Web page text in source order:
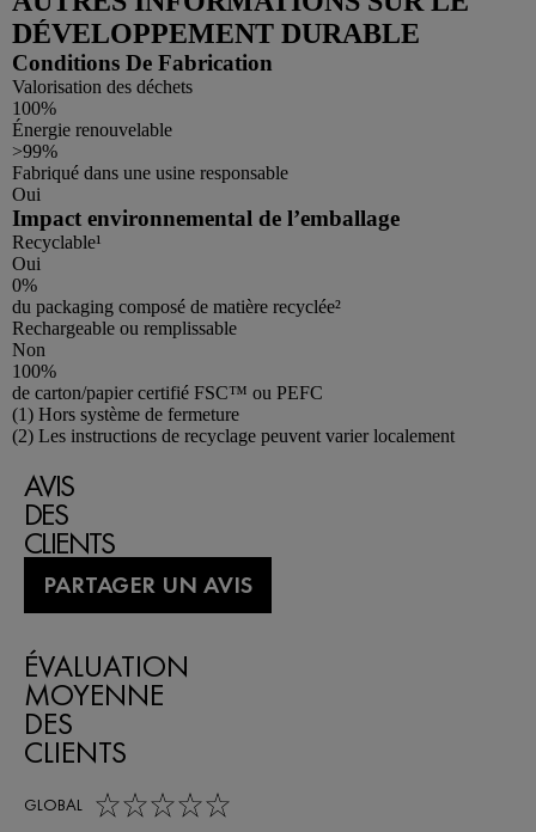
DÉVELOPPEMENT DURABLE
Conditions De Fabrication
Valorisation des déchets
100%
Énergie renouvelable
>99%
Fabriqué dans une usine responsable
Oui
Impact environnemental de l’emballage
Recyclable¹
Oui
0%
du packaging composé de matière recyclée²
Rechargeable ou remplissable
Non
100%
de carton/papier certifié FSC™ ou PEFC
Footnotes
(1) Hors système de fermeture
(2) Les instructions de recyclage peuvent varier localement
AVIS
DES
CLIENTS
PARTAGER UN AVIS
ÉVALUATION
MOYENNE
DES
CLIENTS
GLOBAL
0,0 out of 5 stars